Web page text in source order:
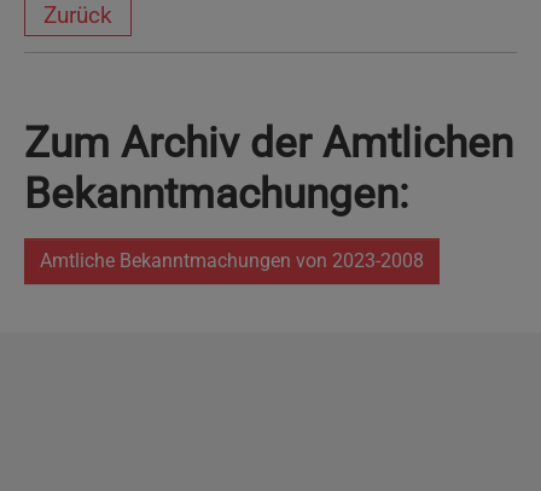
Zurück
Zum Archiv der Amtlichen
Bekanntmachungen:
Amtliche Bekanntmachungen von 2023-2008